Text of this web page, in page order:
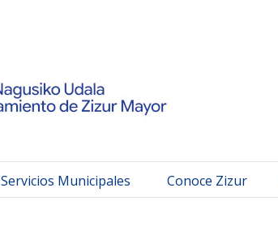
Servicios Municipales Conoce Zizur